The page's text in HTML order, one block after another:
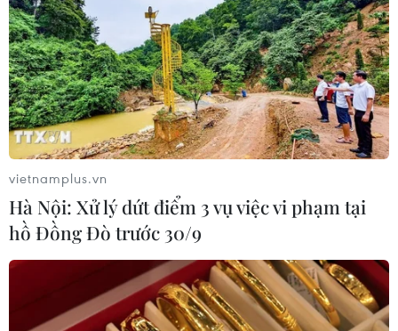
vietnamplus.vn
Hà Nội: Xử lý dứt điểm 3 vụ việc vi phạm tại
hồ Đồng Đò trước 30/9